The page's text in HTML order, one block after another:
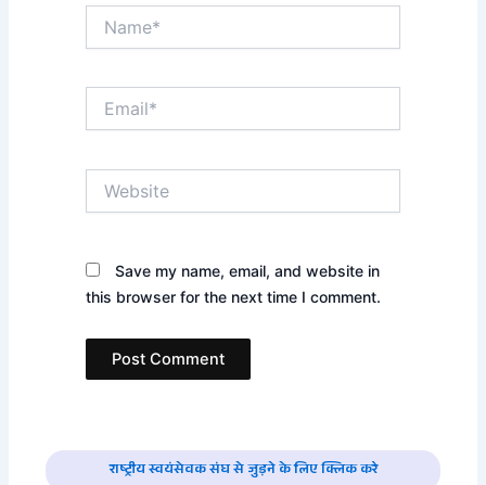
Save my name, email, and website in
this browser for the next time I comment.
राष्ट्रीय स्वयंसेवक संघ से जुड़ने के लिए क्लिक करे